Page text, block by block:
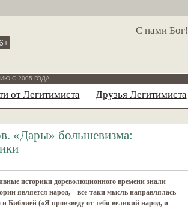
С нами Бог!
С 2005 ГОДА
от Легитимиста Друзья Легитимиста
«Дары» большевизма:
историки дореволюционного времени знали
является народ, – все-таки мысль направлялась
Библией («Я произведу от тебя великий народ, и